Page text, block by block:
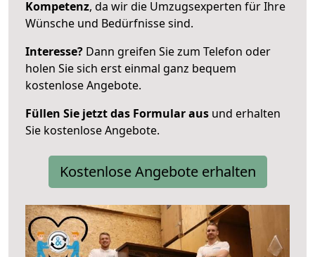
Kompetenz, da wir die Umzugsexperten für Ihre
Wünsche und Bedürfnisse sind.
Interesse? Dann greifen Sie zum Telefon oder
holen Sie sich erst einmal ganz bequem
kostenlose Angebote.
Füllen Sie jetzt das Formular aus und erhalten
Sie kostenlose Angebote.
Kostenlose Angebote erhalten